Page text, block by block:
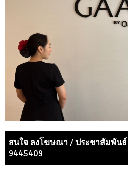
สนใจ ลงโฆษณา / ประชาสัมพัน
9445409